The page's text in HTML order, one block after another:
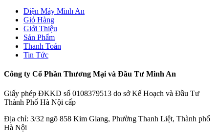
Điện Máy Minh An
Giỏ Hàng
Giới Thiệu
Sản Phẩm
Thanh Toán
Tin Tức
Công ty Cổ Phần Thương Mại và Đầu Tư Minh An
Giấy phép ĐKKD số 0108379513 do sở Kế Hoạch và Đầu Tư
Thành Phố Hà Nội cấp
Địa chỉ: 3/32 ngõ 858 Kim Giang, Phường Thanh Liệt, Thành phố
Hà Nội